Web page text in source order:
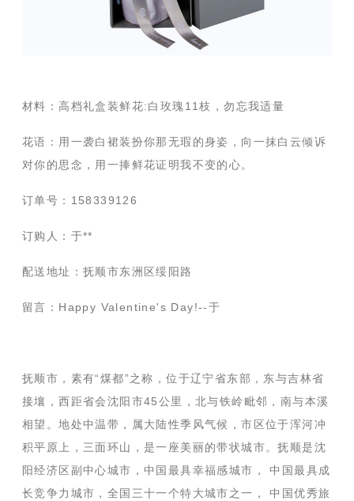
材料：高档礼盒装鲜花:白玫瑰11枝，勿忘我适量
花语：用一袭白裙装扮你那无瑕的身姿，向一抹白云倾诉
对你的思念，用一捧鲜花证明我不变的心。
订单号：158339126
订购人：于**
配送地址：抚顺市东洲区绥阳路
留言：Happy Valentine's Day!--于
抚顺市，素有“煤都”之称，位于辽宁省东部，东与吉林省
接壤，西距省会沈阳市45公里，北与铁岭毗邻，南与本溪
相望。地处中温带，属大陆性季风气候，市区位于浑河冲
积平原上，三面环山，是一座美丽的带状城市。抚顺是沈
阳经济区副中心城市，中国最具幸福感城市， 中国最具成
长竞争力城市，全国三十一个特大城市之一， 中国优秀旅